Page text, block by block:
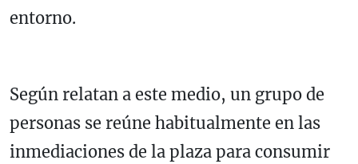
entorno.
Según relatan a este medio, un grupo de
personas se reúne habitualmente en las
inmediaciones de la plaza para consumir